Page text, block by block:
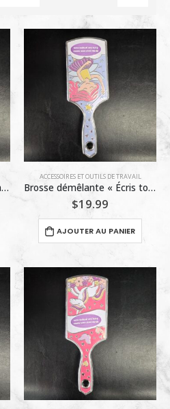
Brosse démêlante « Château Princesse » – Motif Fantaisie & « PRINCESS »
ACCESSOIRES ET OUTILS DE TRAVAIL
Brosse démêlante « Écris ton nom » – Motif Princesse Fantaisie
$19.99
AJOUTER AU PANIER